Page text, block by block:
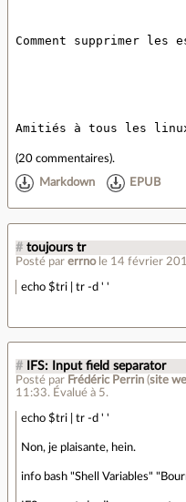
Amitiés à tous les
(20 commentaires).
Markdown EPUB
# toujours tr
Posté par errno le 14 février
echo $tri | tr -d ' '
# IFS: Input field separator
Posté par Frédéric Perrin (site
11:33. Évalué à 5.
echo $tri | tr -d ' '
Non, je plaisante, hein.
info bash "Shell Variables"